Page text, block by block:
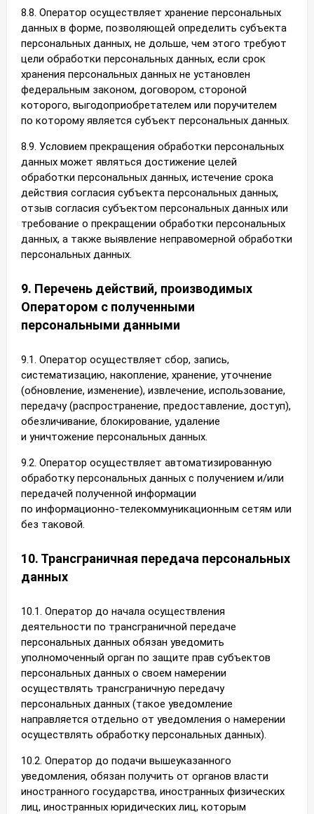
8.8. Оператор осуществляет хранение персональных
данных в форме, позволяющей определить субъекта
персональных данных, не дольше, чем этого требуют
цели обработки персональных данных, если срок
хранения персональных данных не установлен
федеральным законом, договором, стороной
которого, выгодоприобретателем или поручителем
по которому является субъект персональных данных.
8.9. Условием прекращения обработки персональных
данных может являться достижение целей
обработки персональных данных, истечение срока
действия согласия субъекта персональных данных,
отзыв согласия субъектом персональных данных или
требование о прекращении обработки персональных
данных, а также выявление неправомерной обработки
персональных данных.
9. Перечень действий, производимых
Оператором с полученными
персональными данными
9.1. Оператор осуществляет сбор, запись,
систематизацию, накопление, хранение, уточнение
(обновление, изменение), извлечение, использование,
передачу (распространение, предоставление, доступ),
обезличивание, блокирование, удаление
и уничтожение персональных данных.
9.2. Оператор осуществляет автоматизированную
обработку персональных данных с получением и/или
передачей полученной информации
по информационно-телекоммуникационным сетям или
без таковой.
10. Трансграничная передача персональных
данных
10.1. Оператор до начала осуществления
деятельности по трансграничной передаче
персональных данных обязан уведомить
уполномоченный орган по защите прав субъектов
персональных данных о своем намерении
осуществлять трансграничную передачу
персональных данных (такое уведомление
направляется отдельно от уведомления о намерении
осуществлять обработку персональных данных).
10.2. Оператор до подачи вышеуказанного
уведомления, обязан получить от органов власти
иностранного государства, иностранных физических
лиц, иностранных юридических лиц, которым